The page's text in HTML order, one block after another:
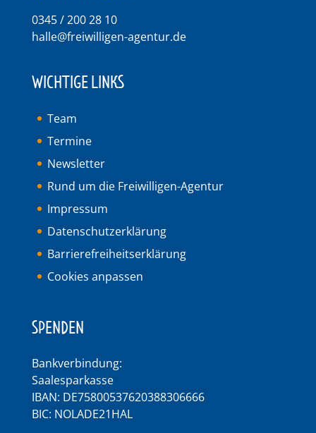
0345 / 200 28 10
halle@freiwilligen-agentur.de
WICHTIGE LINKS
Team
Termine
Newsletter
Rund um die Freiwilligen-Agentur
Impressum
Datenschutzerklärung
Barrierefreiheitserklärung
Cookies anpassen
SPENDEN
Bankverbindung:
Saalesparkasse
IBAN: DE75800537620388306666
BIC: NOLADE21HAL